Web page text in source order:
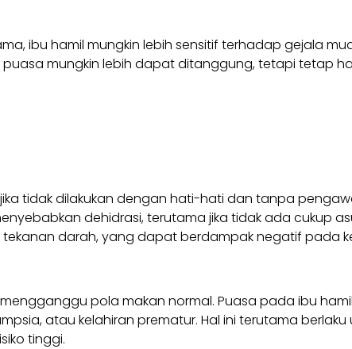
ibu hamil mungkin lebih sensitif terhadap gejala
mungkin lebih dapat ditanggung, tetapi tetap
tidak dilakukan dengan hati-hati dan tanpa
dehidrasi, terutama jika tidak ada cukup
darah, yang dapat berdampak negatif pada
pola makan normal. Puasa pada ibu
atau kelahiran prematur. Hal ini terutama
tinggi.